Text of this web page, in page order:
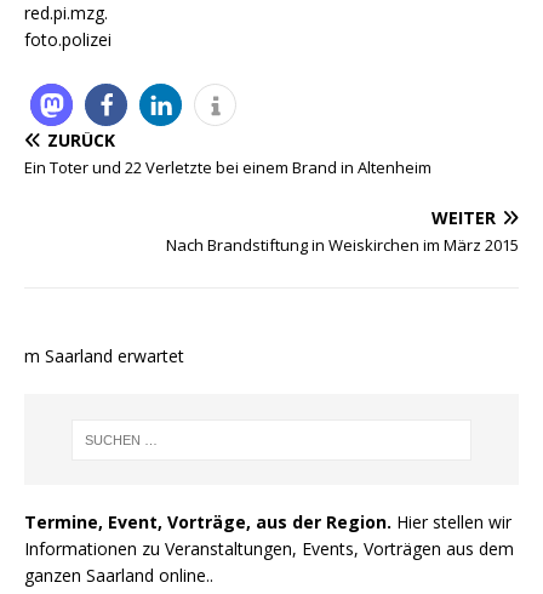
red.pi.mzg.
foto.polizei
ZURÜCK
Ein Toter und 22 Verletzte bei einem Brand in Altenheim
WEITER
Nach Brandstiftung in Weiskirchen im März 2015
im Saarland erwartet
Termine, Event, Vorträge, aus der Region. Hier stellen wir
Informationen zu Veranstaltungen, Events, Vorträgen aus dem
ganzen Saarland online..